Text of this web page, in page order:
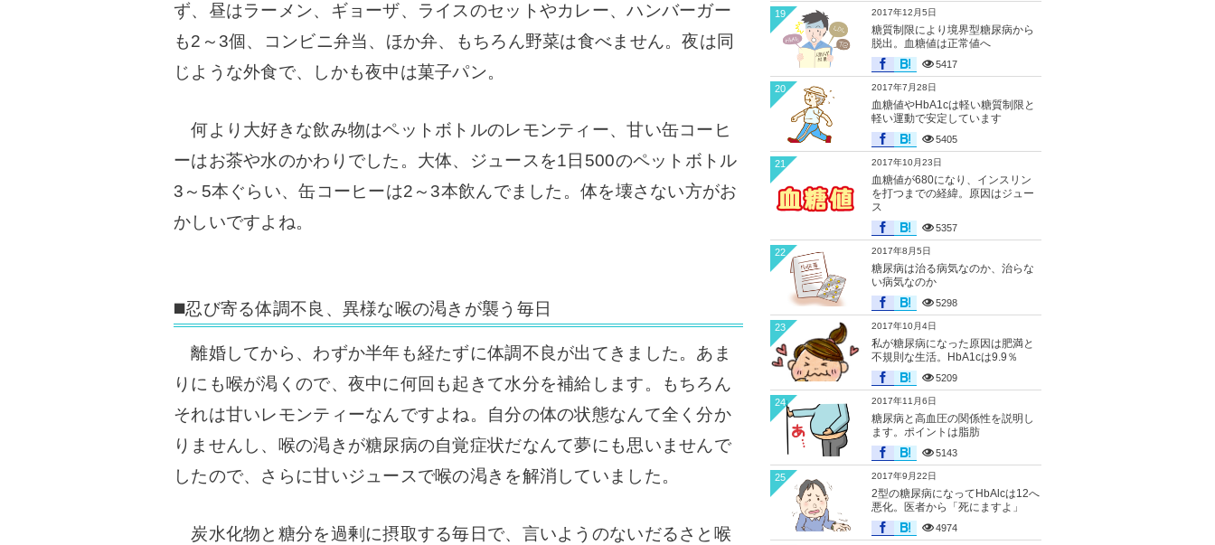
ず、昼はラーメン、ギョーザ、ライスのセットやカレー、ハンバーガー
も2～3個、コンビニ弁当、ほか弁、もちろん野菜は食べません。夜は同
じような外食で、しかも夜中は菓子パン。
何より大好きな飲み物はペットボトルのレモンティー、甘い缶コーヒ
ーはお茶や水のかわりでした。大体、ジュースを1日500のペットボトル
3～5本ぐらい、缶コーヒーは2～3本飲んでました。 体を壊さない方がお
かしいですよね。
◼️忍び寄る体調不良、異様な喉の渇きが襲う毎日
離婚してから、わずか半年も経たずに体調不良が出てきました。あま
りにも喉が渇くので、夜中に何回も起きて水分を補給します。もちろん
それは甘いレモンティーなんですよね。自分の体の状態なんて全く分か
りませんし、喉の渇きが糖尿病の自覚症状だなんて夢にも思いませんで
したので、さらに甘いジュースで喉の渇きを解消していました。
炭水化物と糖分を過剰に摂取する毎日で、言いようのないだるさと喉
2017年12月5日
糖質制限により境界型糖尿病から
脱出。血糖値は正常値へ
5417
19
2017年7月28日
血糖値やHbA1cは軽い糖質制限と
軽い運動で安定しています
5405
20
2017年10月23日
血糖値が680になり、インスリン
を打つまでの経緯。原因はジュー
ス
5357
21
2017年8月5日
糖尿病は治る病気なのか、治らな
い病気なのか
5298
22
2017年10月4日
私が糖尿病になった原因は肥満と
不規則な生活。HbA1cは9.9％
5209
23
2017年11月6日
糖尿病と高血圧の関係性を説明し
ます。ポイントは脂肪
5143
24
2017年9月22日
2型の糖尿病になってHbAlcは12へ
悪化。医者から「死にますよ」
4974
25